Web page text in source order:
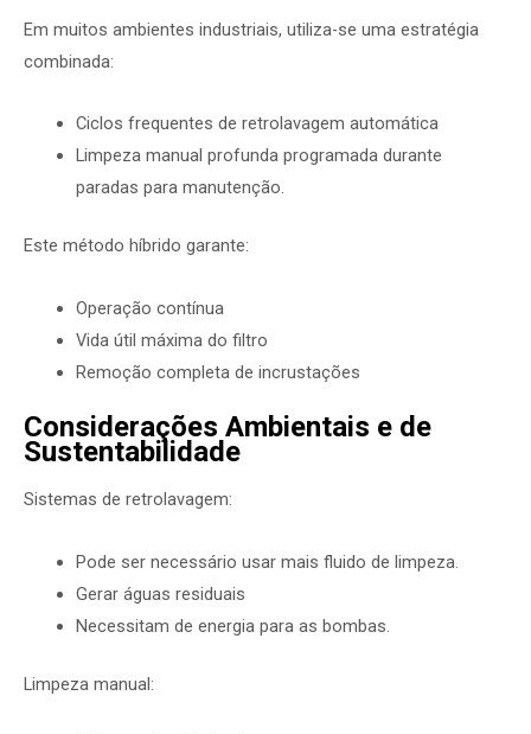
Em muitos ambientes industriais, utiliza-se uma estratégia
combinada:
Ciclos frequentes de retrolavagem automática
Limpeza manual profunda programada durante
paradas para manutenção.
Este método híbrido garante:
Operação contínua
Vida útil máxima do filtro
Remoção completa de incrustações
Considerações Ambientais e de
Sustentabilidade
Sistemas de retrolavagem:
Pode ser necessário usar mais fluido de limpeza.
Gerar águas residuais
Necessitam de energia para as bombas.
Limpeza manual: